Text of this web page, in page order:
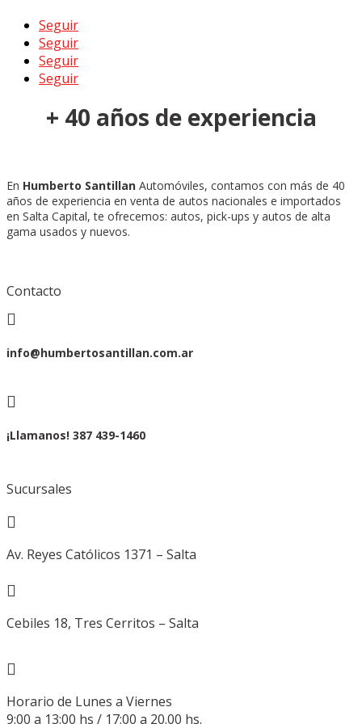
Seguir
Seguir
Seguir
Seguir
+ 40 años de experiencia
En Humberto Santillan Automóviles, contamos con más de 40
años de experiencia en venta de autos nacionales e importados
en Salta Capital, te ofrecemos: autos, pick-ups y autos de alta
gama usados y nuevos.
Contacto

info@humbertosantillan.com.ar

¡Llamanos! 387 439-1460
Sucursales

Av. Reyes Católicos 1371 – Salta

Cebiles 18, Tres Cerritos – Salta

Horario de Lunes a Viernes
9:00 a 13:00 hs / 17:00 a 20.00 hs.